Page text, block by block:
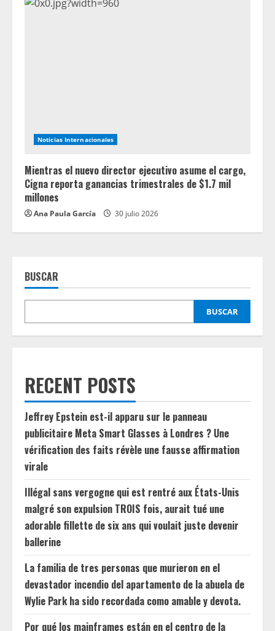
Noticias Internacionales
Mientras el nuevo director ejecutivo asume el cargo,
Cigna reporta ganancias trimestrales de $1.7 mil
millones
Ana Paula García 30 julio 2026
BUSCAR
BUSCAR
RECENT POSTS
Jeffrey Epstein est-il apparu sur le panneau
publicitaire Meta Smart Glasses à Londres ? Une
vérification des faits révèle une fausse affirmation
virale
Illégal sans vergogne qui est rentré aux États-Unis
malgré son expulsion TROIS fois, aurait tué une
adorable fillette de six ans qui voulait juste devenir
ballerine
La familia de tres personas que murieron en el
devastador incendio del apartamento de la abuela de
Wylie Park ha sido recordada como amable y devota.
Por qué los mainframes están en el centro de la